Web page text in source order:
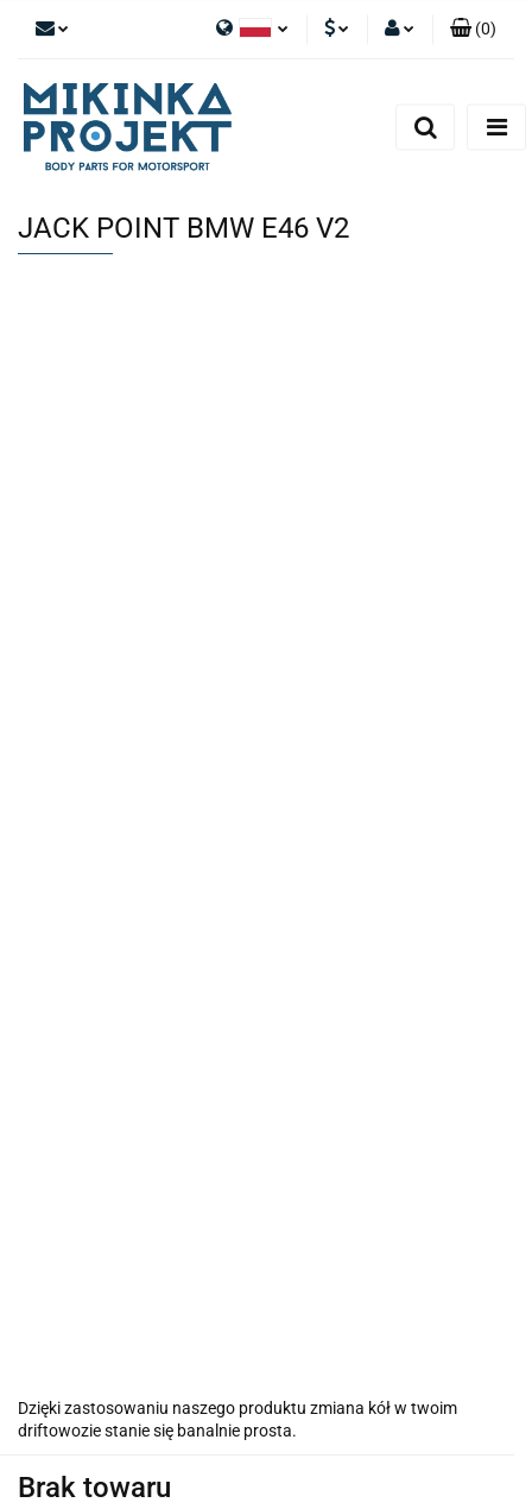
Polski
English
(0)
JACK POINT BMW E46 V2
Dzięki zastosowaniu naszego produktu zmiana kół w twoim
driftowozie stanie się banalnie prosta.
Brak towaru